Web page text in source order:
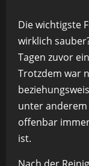
Die wichtigste
wirklich
Tagen zuvor
Trotzdem war
unter
offenbar
ist.
Nach der